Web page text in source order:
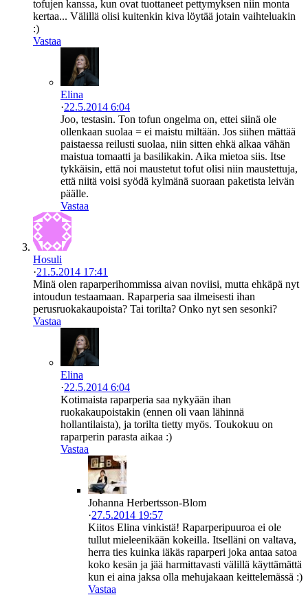
tofujen kanssa, kun ovat tuottaneet pettymyksen niin monta
kertaa... Välillä olisi kuitenkin kiva löytää jotain vaihteluakin
:)
Vastaa
Elina
·22.5.2014 6:04
Joo, testasin. Ton tofun ongelma on, ettei siinä ole
ollenkaan suolaa = ei maistu miltään. Jos siihen mättää
paistaessa reilusti suolaa, niin sitten ehkä alkaa vähän
maistua tomaatti ja basilikakin. Aika mietoa siis. Itse
tykkäisin, että noi maustetut tofut olisi niin maustettuja,
että niitä voisi syödä kylmänä suoraan paketista leivän
päälle.
Vastaa
Hosuli
·21.5.2014 17:41
Minä olen raparperihommissa aivan noviisi, mutta ehkäpä nyt
intoudun testaamaan. Raparperia saa ilmeisesti ihan
perusruokakaupoista? Tai torilta? Onko nyt sen sesonki?
Vastaa
Elina
·22.5.2014 6:04
Kotimaista raparperia saa nykyään ihan
ruokakaupoistakin (ennen oli vaan lähinnä
hollantilaista), ja torilta tietty myös. Toukokuu on
raparperin parasta aikaa :)
Vastaa
Johanna Herbertsson-Blom
·27.5.2014 19:57
Kiitos Elina vinkistä! Raparperipuuroa ei ole
tullut mieleenikään kokeilla. Itselläni on valtava,
herra ties kuinka iäkäs raparperi joka antaa satoa
koko kesän ja jää harmittavasti välillä käyttämättä
kun ei aina jaksa olla mehujakaan keittelemässä :)
Vastaa